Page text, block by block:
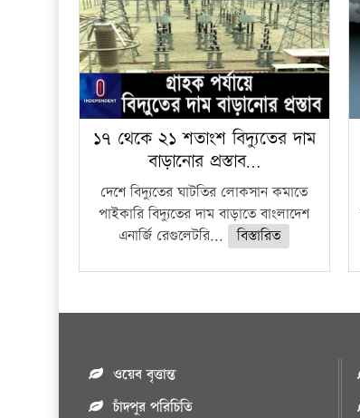
১৭ থেকে ২১ শতাংশ বিদ্যুতের দাম
বাড়ানোর প্রস্তাব…
দেশে বিদ্যুতের ঘাটতির লোকসান কমাতে
পাইকারি বিদ্যুতের দাম বাড়াতে বাংলাদেশ
এনার্জি রেগুলেটরি...
বিস্তারিত
ওয়েব বৃত্তান্ত
চাঁদপুর পরিচিতি